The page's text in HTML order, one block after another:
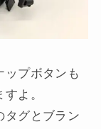
ップボタンも
よ。
タグとブラン